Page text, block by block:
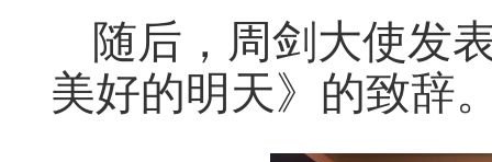
随后， 周剑大使发
美好的明天》的致辞